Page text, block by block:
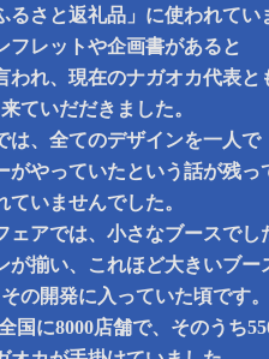
さと返礼品」に使われてい
フレットや企画書があると
れ、現在のナガオカ代表と
ていだだきました。
は、全てのデザインを一人で
やっていたという話が残っ
いませんでした。
ェアでは、小さなブースでし
揃い、これほど大きいブー
の開発に入っていた頃です。
国に8000店舗で、そのうち